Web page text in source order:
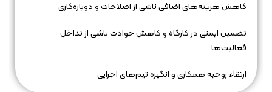
کاهش هزینه‌های اضافی ناشی از اصلاحات و دوباره‌کاری
تضمین ایمنی در کارگاه و کاهش حوادث ناشی از تداخل
فعالیت‌ها
ارتقاء روحیه همکاری و انگیزه تیم‌های اجرایی